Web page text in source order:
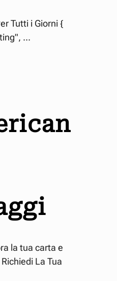
Tutti i Giorni {
...
la tua carta e
La Tua